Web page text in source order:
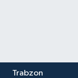
Trabzon